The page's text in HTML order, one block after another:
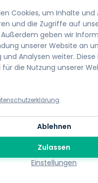
Umzug
Cookies, um Inhalte und
und die Zugriffe auf
geben wir
unserer Website an
Analysen weiter. Diese
für die Nutzung unserer
Einstellungen
Ablehnen
Zulassen